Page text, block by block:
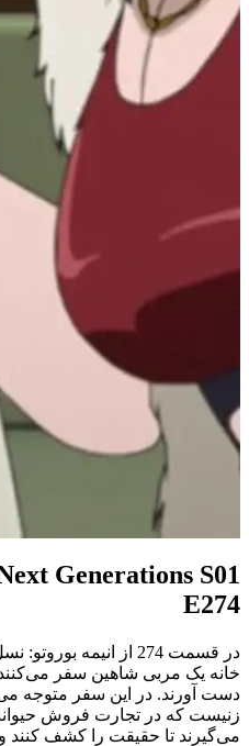
Generations S01
E274
در قسمت 274 از انیمه
خانه یک مربی شاهین سفر
دست آورند. در این سفر متوجه
زنیست که در تجارت فروش
می‌گیرند تا حقیقت را کشف کنند